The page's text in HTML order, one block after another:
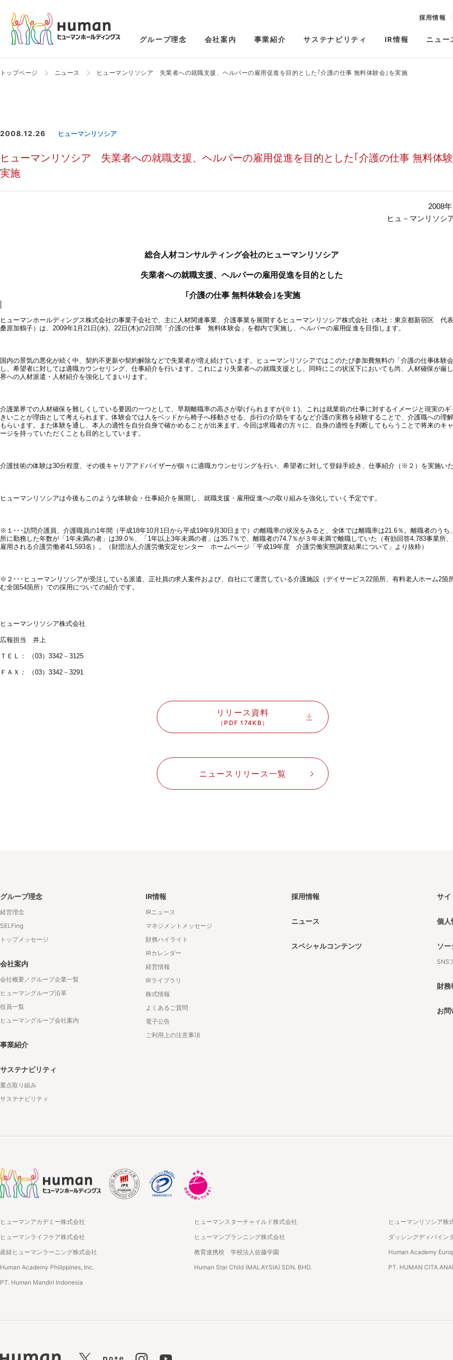
採用情報
グループ理念 会社案内 事業紹介 サステナビリティ IR情報 ニュー
トップページ ニュース ヒューマンリソシア 失業者への就職支援、ヘルパーの雇用促進を目的とした｢介護の仕事 無料体験会｣を実施
2008.12.26 ヒューマンリソシア
ヒューマンリソシア 失業者への就職支援、ヘルパーの雇用促進を目的とした｢介護の仕事 無料体
実施
2008
ヒュ－マンリソシ
総合人材コンサルティング会社のヒューマンリソシア
失業者への就職支援、ヘルパーの雇用促進を目的とした
｢介護の仕事 無料体験会｣を実施
ヒューマンホールディングス株式会社の事業子会社で、主に人材関連事業、介護事業を展開するヒューマンリソシア株式会社（本社：東京都新宿区 代表
桑原加鶴子）は、2009年1月21日(水)、22日(木)の2日間「介護の仕事 無料体験会」を都内で実施し、ヘルパーの雇用促進を目指します。
国内の景気の悪化が続く中、契約不更新や契約解除などで失業者が増え続けています。ヒューマンリソシアではこのたび参加費無料の「介護の仕事体験
し、希望者に対しては適職カウンセリング、仕事紹介を行います。これにより失業者への就職支援とし、同時にこの状況下においても尚、人材確保が厳
界への人材派遣・人材紹介を強化してまいります。
介護業界での人材確保を難しくしている要因の一つとして、早期離職率の高さが挙げられますが(※１)、これは就業前の仕事に対するイメージと現実のギ
きいことが理由として考えられます。体験会では人をベッドから椅子へ移動させる、歩行の介助をするなど介護の実務を経験することで、介護職への理
もらいます。また体験を通し、本人の適性を自分自身で確かめることが出来ます。今回は求職者の方々に、自身の適性を判断してもらうことで将来のキ
ージを持っていただくことも目的としています。
介護技術の体験は30分程度、その後キャリアアドバイザーが個々に適職カウンセリングを行い、希望者に対して登録手続き、仕事紹介（※２）を実施い
ヒューマンリソシアは今後もこのような体験会・仕事紹介を展開し、就職支援・雇用促進への取り組みを強化していく予定です。
※１･･･訪問介護員、介護職員の1年間（平成18年10月1日から平成19年9月30日まで）の離職率の状況をみると、全体では離職率は21.6％。離職者のうち
所に勤務した年数が「1年未満の者」は39.0％、「1年以上3年未満の者」は35.7％で、離職者の74.7％が３年未満で離職していた（有効回答4,783事業所
雇用される介護労働者41,593名）。（財団法人介護労働安定センター ホームページ「平成19年度 介護労働実態調査結果について」より抜粋）
※２･･･ヒューマンリソシアが受注している派遣、正社員の求人案件および、自社にて運営している介護施設（デイサービス22箇所、有料老人ホーム2箇
む全国54箇所）での採用についての紹介です。
ヒューマンリソシア株式会社
広報担当 井上
ＴＥＬ： （03）3342－3125
ＦＡＸ： （03）3342－3291
リリース資料
（PDF 174KB）
ニュースリリース一覧
グループ理念
経営理念
SELFing
トップメッセージ
会社案内
会社概要／グループ企業一覧
ヒューマングループ沿革
役員一覧
ヒューマングループ会社案内
事業紹介
サステナビリティ
重点取り組み
サステナビリティ
IR情報
IRニュース
マネジメントメッセージ
財務ハイライト
IRカレンダー
経営情報
IRライブラリ
株式情報
よくあるご質問
電子公告
ご利用上の注意事項
採用情報
ニュース
スペシャルコンテンツ
サイ
個人
ソ
SNS
財務
お問
ヒューマンアカデミー株式会社 ヒューマンスターチャイルド株式会社
ヒューマンリソシア株
ヒューマンライフケア株式会社
ヒューマンプランニング株式会社
ダッシングディバイン
産経ヒューマンラーニング株式会社
教育連携校 学校法人佐藤学園
Human Academy
Human Academy Philippines, Inc.
Human Star Child (MALAYSIA) SDN. BHD.
PT. HUMAN CITA
PT. Human Mandiri Indonesia